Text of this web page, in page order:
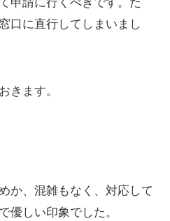
申請に行くべきです。た
口に直行してしまいまし
きます。
か、混雑もなく、対応して
優しい印象でした。